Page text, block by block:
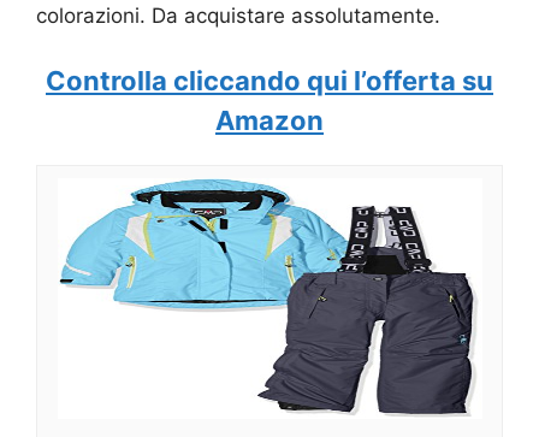
colorazioni. Da acquistare assolutamente.
Controlla cliccando qui l’offerta su
Amazon